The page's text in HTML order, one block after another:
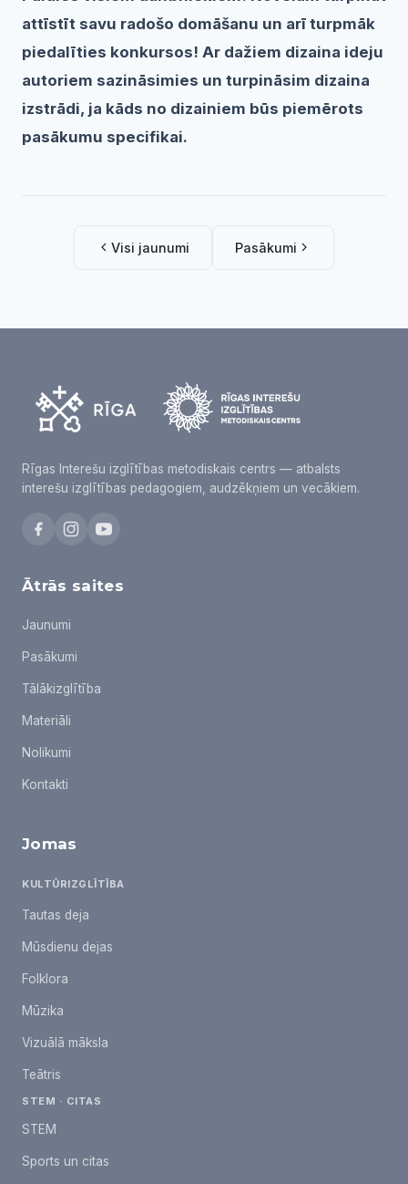
attīstīt savu radošo domāšanu un arī turpmāk
piedalīties konkursos! Ar dažiem dizaina ideju
autoriem sazināsimies un turpināsim dizaina
izstrādi, ja kāds no dizainiem būs piemērots
pasākumu specifikai.
Visi jaunumi Pasākumi
Rīgas Interešu izglītības metodiskais centrs — atbalsts
interešu izglītības pedagogiem, audzēkņiem un vecākiem.
Ātrās saites
Jaunumi
Pasākumi
Tālākizglītība
Materiāli
Nolikumi
Kontakti
Jomas
KULTŪRIZGLĪTĪBA
Tautas deja
Mūsdienu dejas
Folklora
Mūzika
Vizuālā māksla
Teātris
STEM · CITAS
STEM
Sports un citas